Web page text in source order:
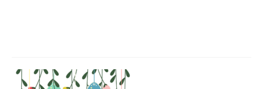
Faverolles dans la presse